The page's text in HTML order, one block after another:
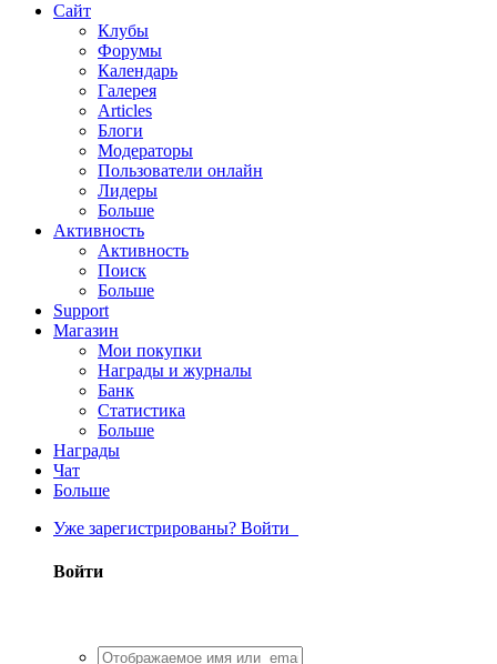
Сайт
Клубы
Форумы
Календарь
Галерея
Articles
Блоги
Модераторы
Пользователи онлайн
Лидеры
Больше
Активность
Активность
Поиск
Больше
Support
Магазин
Мои покупки
Награды и журналы
Банк
Статистика
Больше
Награды
Чат
Больше
Уже зарегистрированы? Войти
Войти